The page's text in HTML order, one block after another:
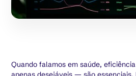
Quando falamos em saúde,